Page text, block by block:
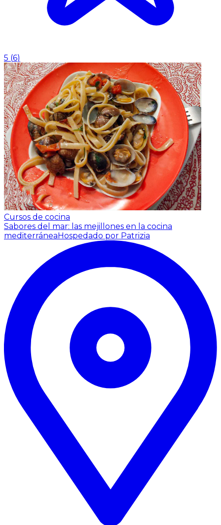
5 (6)
Cursos de cocina
Sabores del mar: las mejillones en la cocina
mediterráneaHospedado por Patrizia